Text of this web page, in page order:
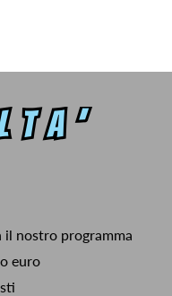
nostro programma
euro